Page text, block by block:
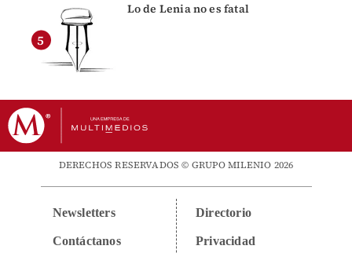
Lo de Lenia no es fatal
DERECHOS RESERVADOS © GRUPO MILENIO 2026
Newsletters
Contáctanos
Directorio
Privacidad